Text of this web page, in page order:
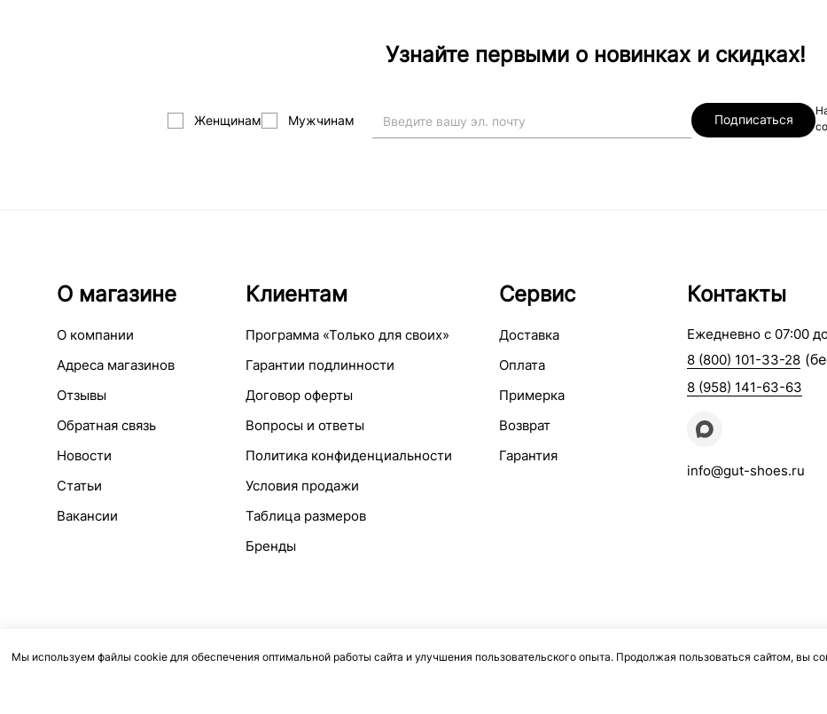
Узнайте первыми о новинках и скидках!
Женщинам Мужчинам Подписаться
О магазине
О компании
Адреса магазинов
Отзывы
Обратная связь
Новости
Статьи
Вакансии
Клиентам
Программа «Только для своих»
Гарантии подлинности
Договор оферты
Вопросы и ответы
Политика конфиденциальности
Условия продажи
Таблица размеров
Бренды
Сервис
Доставка
Оплата
Примерка
Возврат
Гарантия
Контакты
Ежедневно с 07:00
8 (800) 101-33-28
8 (958) 141-63-63
info@gut-shoes.ru
Мы используем файлы cookie для обеспечения оптимальной работы сайта и улучшения пользовательского опыта. Продолжая пользоваться сайтом, вы